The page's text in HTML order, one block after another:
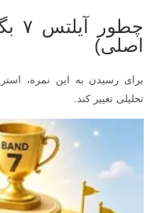
اصلی)
برای رسیدن به این نمره،
تحلیلی تغییر کند.